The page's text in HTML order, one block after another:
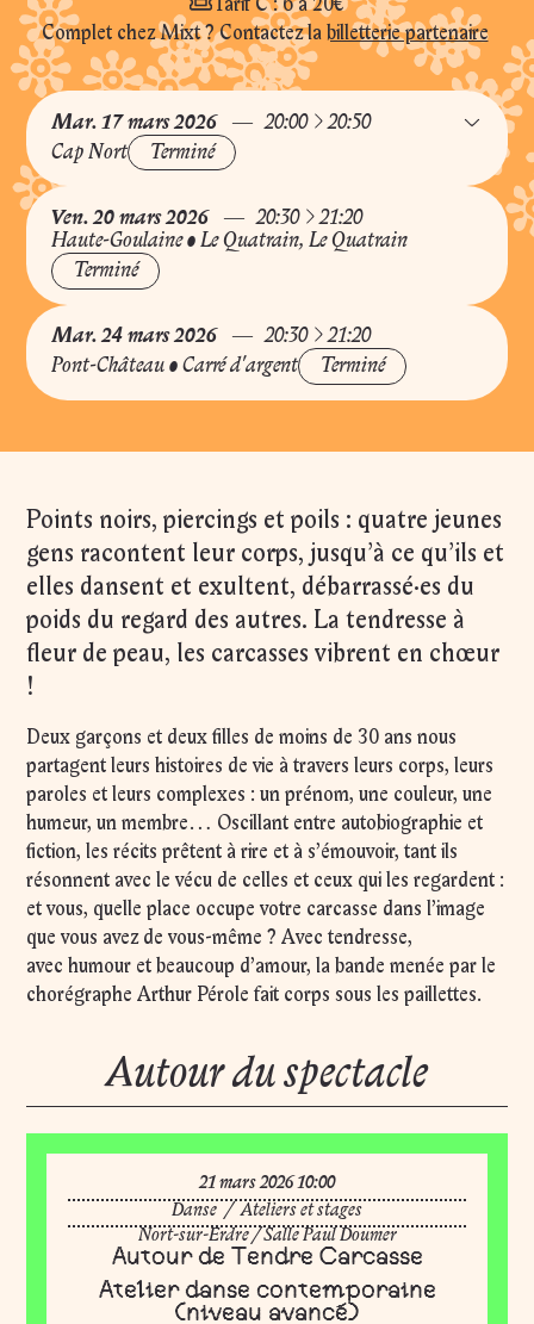
Tarif C : 6 à 20€
Complet chez Mixt ? Contactez la billetterie partenaire
Mar. 17 mars 2026 20:00 à20:50
Cap Nort
Terminé
Ven. 20 mars 2026 20:30 à21:20
Haute-Goulaine•Le Quatrain,Le Quatrain
Terminé
Mar. 24 mars 2026 20:30 à21:20
Pont-Château•Carré d'argent Terminé
Points noirs, piercings et poils : quatre jeunes
gens racontent leur corps, jusqu’à ce qu’ils et
elles dansent et exultent, débarrassé·es du
poids du regard des autres. La tendresse à
fleur de peau, les carcasses vibrent en chœur
!
Deux garçons et deux filles de moins de 30 ans nous
partagent leurs histoires de vie à travers leurs corps, leurs
paroles et leurs complexes : un prénom, une couleur, une
humeur, un membre... Oscillant entre autobiographie et
fiction, les récits prêtent à rire et à s’émouvoir, tant ils
résonnent avec le vécu de celles et ceux qui les regardent :
et vous, quelle place occupe votre carcasse dans l’image
que vous avez de vous-même ? Avec tendresse,
avec humour et beaucoup d’amour, la bande menée par le
chorégraphe Arthur Pérole fait corps sous les paillettes.
Autour du spectacle
21 mars
mars 2026 10:00
Danse / Ateliers et stages
Nort-sur-Erdre /Salle Paul Doumer
Autour de Tendre Carcasse
Atelier danse contemporaine
(niveau avancé)